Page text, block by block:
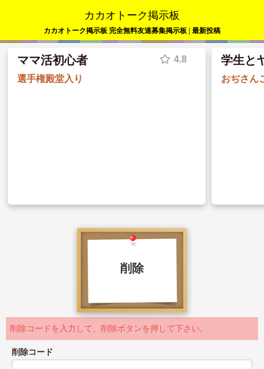
カカオトーク掲示板
カカオトーク掲示板 完全無料友達募集掲示板 | 最新投稿
ママ活初心者 学生と
削除
削除コードを入力して、削除ボタンを押して下さい。
削除コード